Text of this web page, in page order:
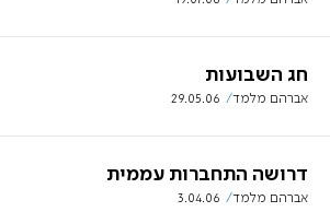
חג השבועות
אברהם מלמד 29.05.06
דרושה התחברות עממית
אברהם מלמד 3.04.06